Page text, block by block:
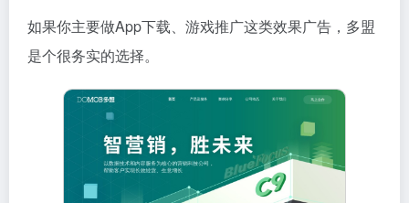
如果你主要做App下载、游戏推广这类效果广告，多盟
是个很务实的选择。